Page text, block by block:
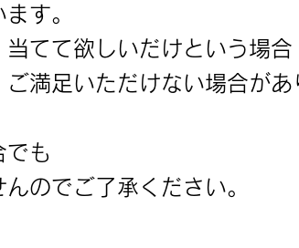
す。
当てて欲しいだけという場合
ご満足いただけない場合があ
でも
のでご了承ください。